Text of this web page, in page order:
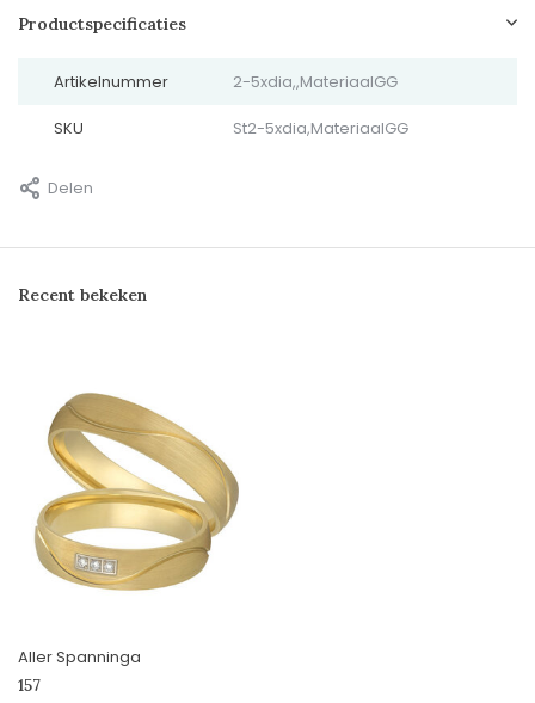
Productspecificaties
Artikelnummer 2-5xdia,,MateriaalGG
SKU St2-5xdia,MateriaalGG
Delen
Recent bekeken
Aller Spanninga
157